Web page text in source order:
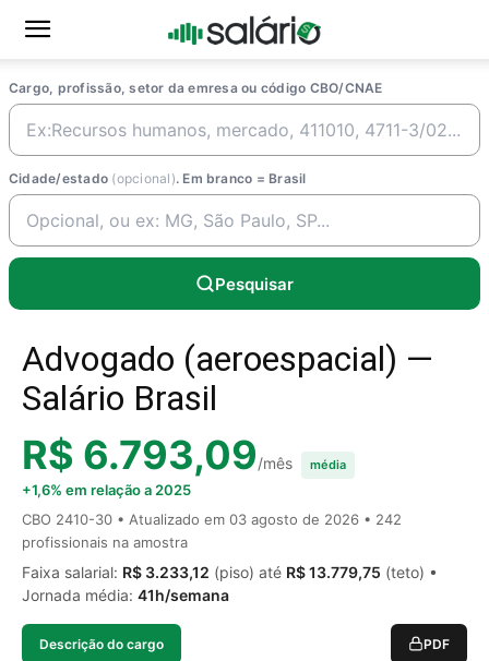
Cargo, profissão, setor da emresa ou código CBO/CNAE
Cidade/estado (opcional). Em branco = Brasil
Pesquisar
Advogado (aeroespacial) —
Salário Brasil
R$ 6.793,09/mês média
+1,6% em relação a 2025
CBO 2410-30 • Atualizado em 03 agosto de 2026 • 242
profissionais na amostra
Faixa salarial: R$ 3.233,12 (piso) até R$ 13.779,75 (teto) •
Jornada média: 41h/semana
Descrição do cargo PDF